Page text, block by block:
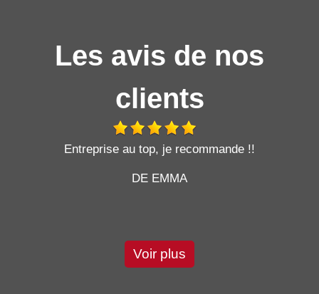
Les avis de nos
clients
Entreprise au top, je recommande !!
DE EMMA
Voir plus